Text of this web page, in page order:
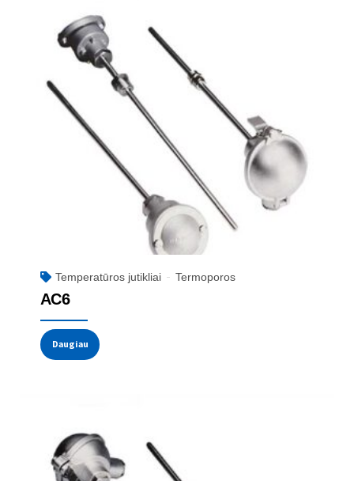
Temperatūros jutikliai Termoporos
AC6
Daugiau